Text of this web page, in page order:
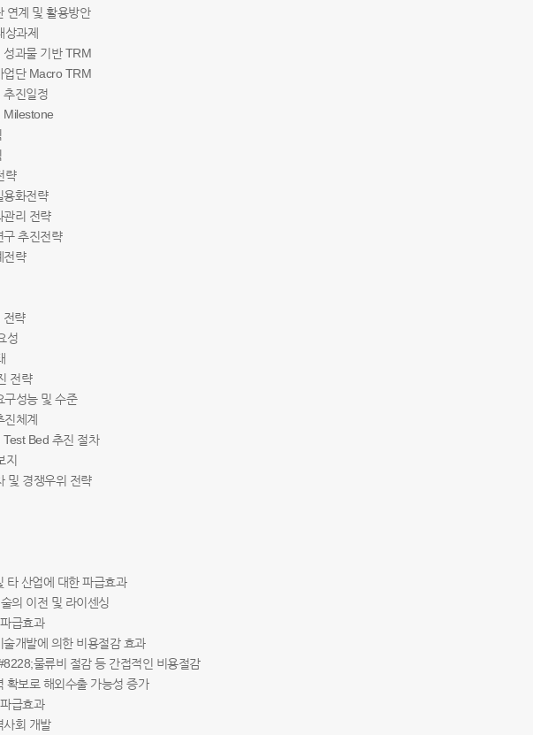
연계 및 활용방안
과제
과물 기반 TRM
업단 Macro TRM
진일정
Milestone
략
용화전략
관리 전략
구 추진전략
전략
전략
성
전략
구성능 및 수준
체계
Bed 추진 절차
지
및 경쟁우위 전략
타 산업에 대한 파급효과
의 이전 및 라이센싱
급효과
개발에 의한 비용절감 효과
물류비 절감 등 간접적인 비용절감
확보로 해외수출 가능성 증가
급효과
사회 개발